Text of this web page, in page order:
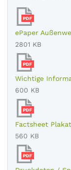
PDF
ePaper
2801 KB
PDF
Wichtige
600 KB
PDF
Factsheet
560 KB
PDF